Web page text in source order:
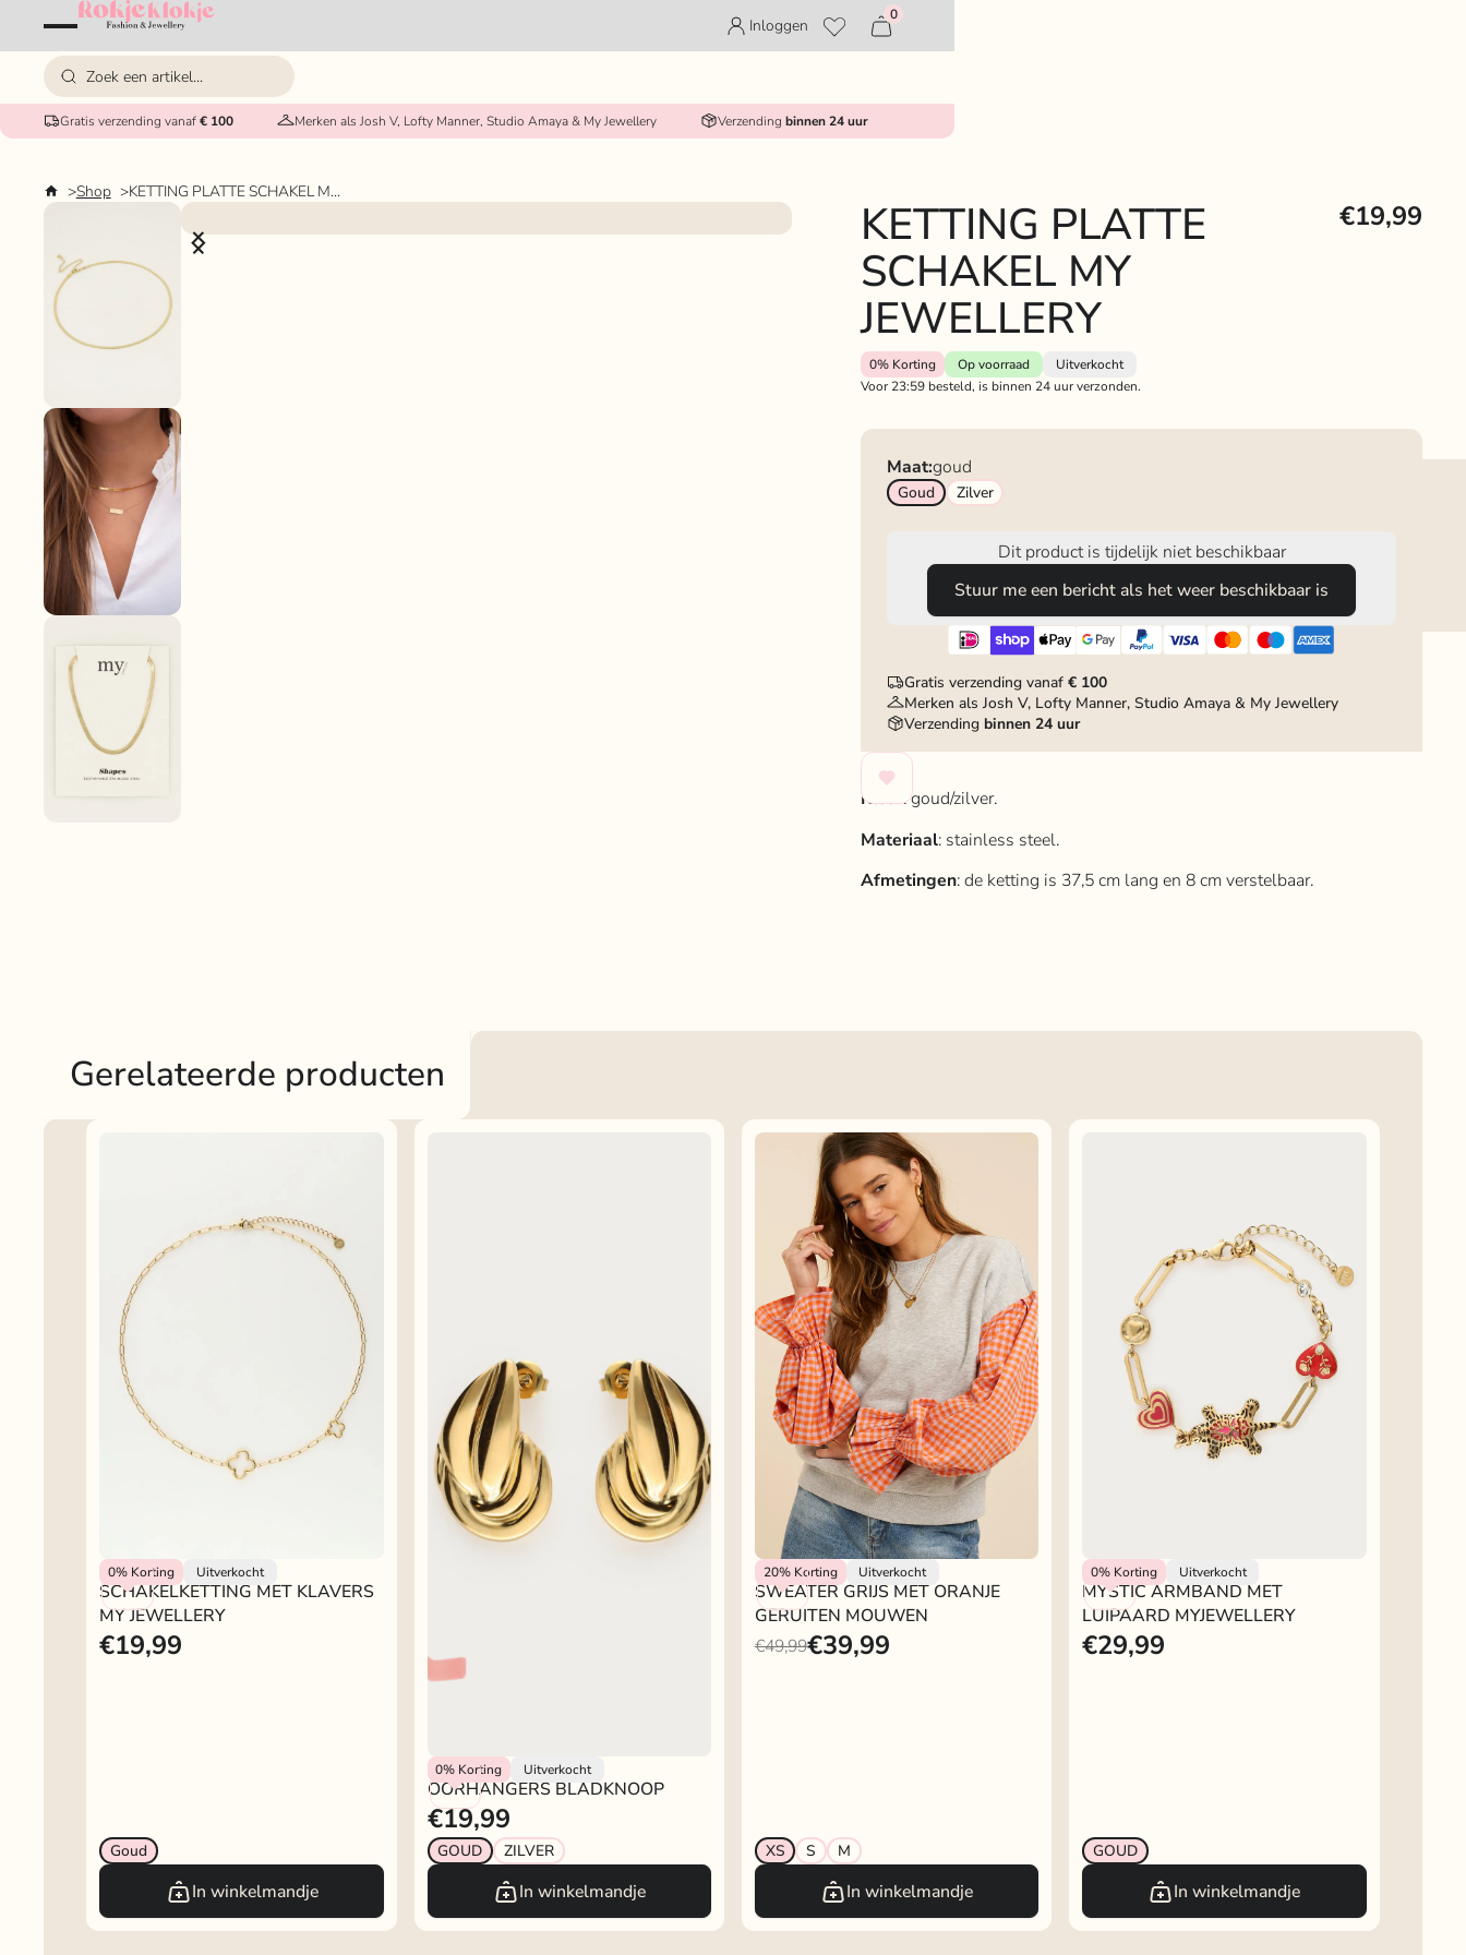
Inloggen
0
Gratis verzending vanaf€ 100 Merken als Josh V, Lofty Manner, Studio Amaya & My Jewellery Verzending binnen 24 uur
Shop KETTING PLATTE SCHAKEL MY JEWELLERY
KETTING PLATTE
SCHAKEL MY
JEWELLERY
€19,99
0% Korting Op voorraad
Uitverkocht
Voor 23:59 besteld, is binnen 24 uur verzonden.
Maat:goud
Goud Zilver
Dit product is tijdelijk niet beschikbaar
Stuur me een bericht als het weer beschikbaar is
Gratis verzending vanaf € 100
Merken als Josh V, Lofty Manner, Studio Amaya & My Jewellery
Verzending binnen 24 uur
Kleur: goud/zilver.
Materiaal: stainless steel.
Afmetingen: de ketting is 37,5 cm lang en 8 cm verstelbaar.
Gerelateerde producten
0% Korting Uitverkocht
My Jewellery
SCHAKELKETTING MET KLAVERS
MY JEWELLERY
€19,99
Goud
In winkelmandje
0% Korting Uitverkocht
My Jewellery
OORHANGERS BLADKNOOP
€19,99
GOUD ZILVER
In winkelmandje
20%Korting Uitverkocht
My Jewellery
SWEATER GRIJS MET ORANJE
GERUITEN MOUWEN
€49,99€39,99
XS S M
In winkelmandje
0%Korting Uitverkocht
My Jewellery
MYSTIC ARMBAND MET
LUIPAARD MYJEWELLERY
€29,99
GOUD
In winkelmandje